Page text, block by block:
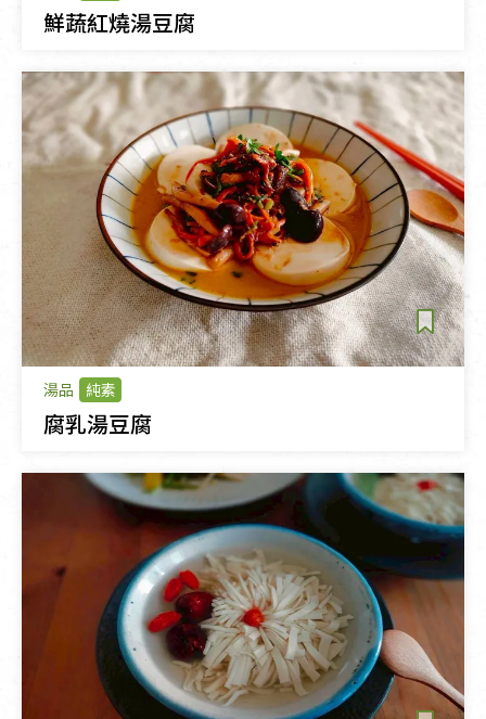
鮮蔬紅燒湯豆腐
湯品 純素
腐乳湯豆腐